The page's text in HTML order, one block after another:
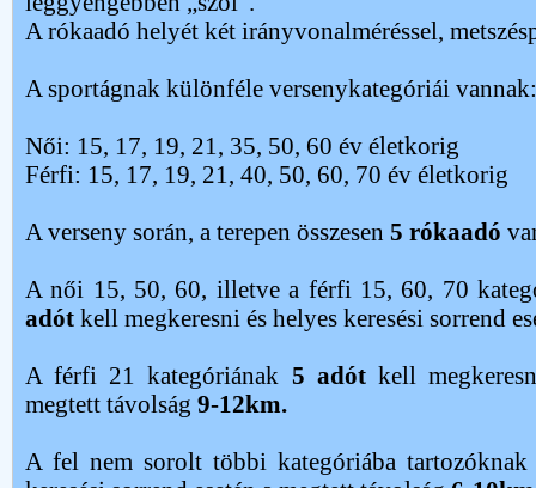
A rókaadó helyét két irányvonalméréssel,
A sportágnak különféle versenykategóriái vannak:
Női: 15, 17, 19, 21, 35, 50, 60 év életkorig
Férfi: 15, 17, 19, 21, 40, 50, 60, 70 év életkorig
A verseny során, a terepen összesen 5 rókaadó
A női 15, 50, 60, illetve a férfi 15, 60, 70
adót kell megkeresni és helyes keresési sorrend
A férfi 21 kategóriának 5 adótkell
megtett távolság 9-12km.
A fel nem sorolt többi kategóriába